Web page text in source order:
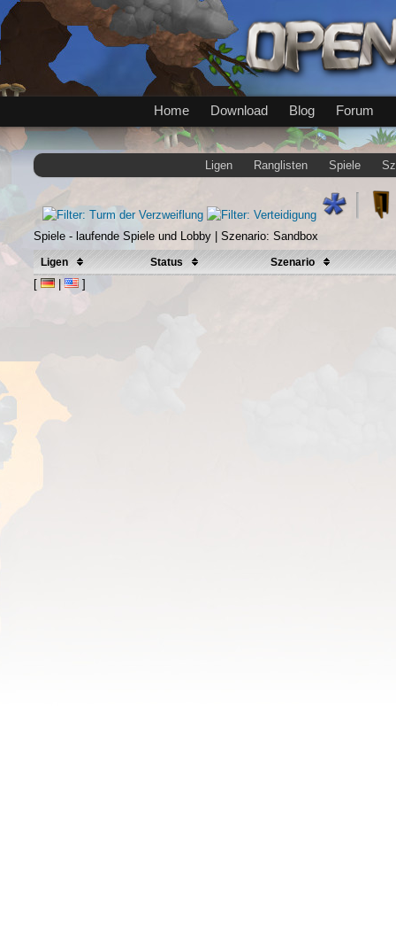
Home Download Blog Forum
Ligen Ranglisten Spiele
Spiele - laufende Spiele und Lobby | Szenario: Sandbox
Ligen Status Szenario
[ | ]